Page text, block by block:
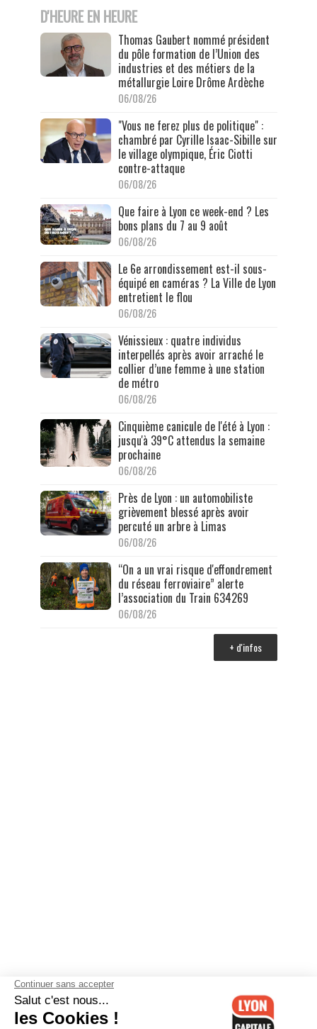
D'HEURE EN HEURE
Thomas Gaubert nommé président
du pôle formation de l’Union des
industries et des métiers de la
métallurgie Loire Drôme Ardèche
06/08/26
"Vous ne ferez plus de politique" :
chambré par Cyrille Isaac-Sibille sur
le village olympique, Éric Ciotti
contre-attaque
06/08/26
Que faire à Lyon ce week-end ? Les
bons plans du 7 au 9 août
06/08/26
Le 6e arrondissement est-il sous-
équipé en caméras ? La Ville de Lyon
entretient le flou
06/08/26
Vénissieux : quatre individus
interpellés après avoir arraché le
collier d’une femme à une station
de métro
06/08/26
Cinquième canicule de l'été à Lyon :
jusqu'à 39°C attendus la semaine
prochaine
06/08/26
Près de Lyon : un automobiliste
grièvement blessé après avoir
percuté un arbre à Limas
06/08/26
“On a un vrai risque d'effondrement
du réseau ferroviaire” alerte
l’association du Train 634269
06/08/26
+ d'infos